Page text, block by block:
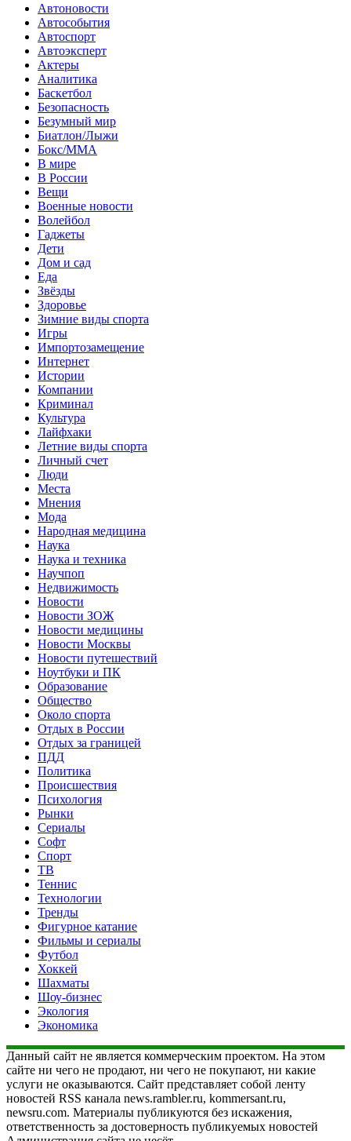
Автоновости
Автособытия
Автоспорт
Автоэксперт
Актеры
Аналитика
Баскетбол
Безопасность
Безумный мир
Биатлон/Лыжи
Бокс/MMA
В мире
В России
Вещи
Военные новости
Волейбол
Гаджеты
Дети
Дом и сад
Еда
Звёзды
Здоровье
Зимние виды спорта
Игры
Импортозамещение
Интернет
Истории
Компании
Криминал
Культура
Лайфхаки
Летние виды спорта
Личный счет
Люди
Места
Мнения
Мода
Народная медицина
Наука
Наука и техника
Научпоп
Недвижимость
Новости
Новости ЗОЖ
Новости медицины
Новости Москвы
Новости путешествий
Ноутбуки и ПК
Образование
Общество
Около спорта
Отдых в России
Отдых за границей
ПДД
Политика
Происшествия
Психология
Рынки
Сериалы
Софт
Спорт
ТВ
Теннис
Технологии
Тренды
Фигурное катание
Фильмы и сериалы
Футбол
Хоккей
Шахматы
Шоу-бизнес
Экология
Экономика
Данный сайт не является коммерческим проектом. На этом
сайте ни чего не продают, ни чего не покупают, ни какие
услуги не оказываются. Сайт представляет собой ленту
новостей RSS канала news.rambler.ru, kommersant.ru,
newsru.com. Материалы публикуются без искажения,
ответственность за достоверность публикуемых новостей